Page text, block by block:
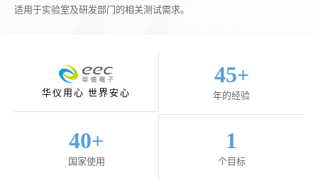
适用于实验室及研发部门的相关测试需求。
华仪用心 世界安心
45+
年的经验
40+
国家使用
1
个目标